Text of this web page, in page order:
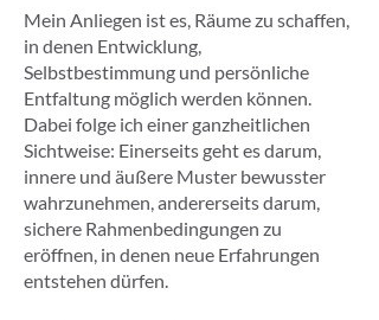
Mein Anliegen ist es, Räume zu schaffen,
in denen Entwicklung,
Selbstbestimmung und persönliche
Entfaltung möglich werden können.
Dabei folge ich einer ganzheitlichen
Sichtweise: Einerseits geht es darum,
innere und äußere Muster bewusster
wahrzunehmen, andererseits darum,
sichere Rahmenbedingungen zu
eröffnen, in denen neue Erfahrungen
entstehen dürfen.